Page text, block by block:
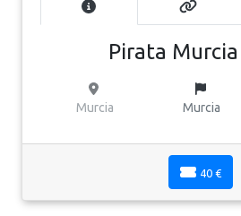
Pirata
Murcia Murcia
40 €